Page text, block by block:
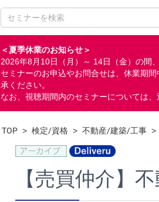
＜夏季休業のお知らせ＞
2026年8月10日（月）～ 14日（金）の間
セミナーのお申込やお問合せは、休業期
承ください。
なお、視聴期間内のセミナーについては
TOP > 検定/資格 > 不動産/建築/工事 >
【売買仲介】